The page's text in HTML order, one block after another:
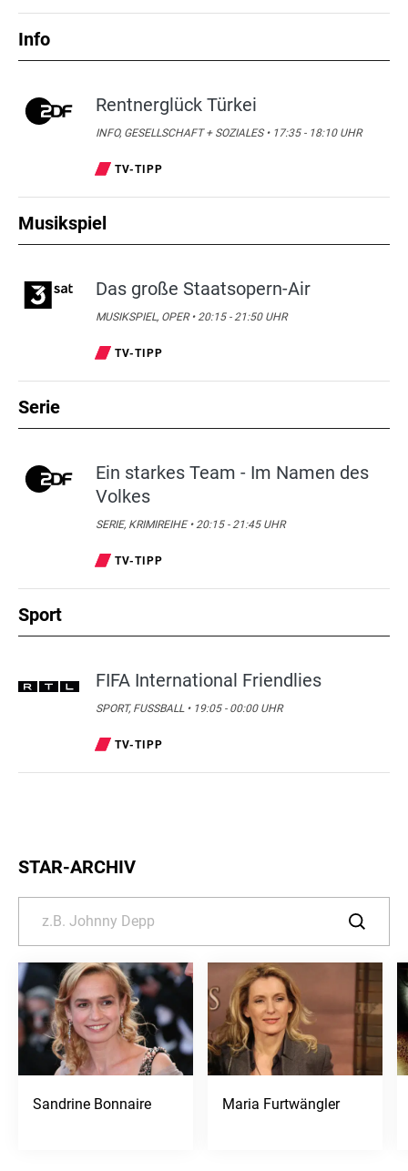
Info
Rentnerglück Türkei
INFO, GESELLSCHAFT + SOZIALES • 17:35 - 18:10 UHR
TV-TIPP
Musikspiel
Das große Staatsopern-Air
MUSIKSPIEL, OPER • 20:15 - 21:50 UHR
TV-TIPP
Serie
Ein starkes Team - Im Namen des
Volkes
SERIE, KRIMIREIHE • 20:15 - 21:45 UHR
TV-TIPP
Sport
FIFA International Friendlies
SPORT, FUSSBALL • 19:05 - 00:00 UHR
TV-TIPP
STAR-ARCHIV
Sandrine Bonnaire Maria Furtwängler